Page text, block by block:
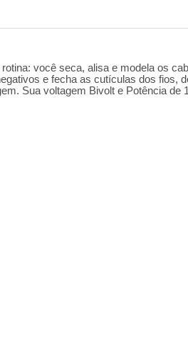
você seca, alisa e modela os
e fecha as cutículas dos fios,
Sua voltagem Bivolt e Potência de